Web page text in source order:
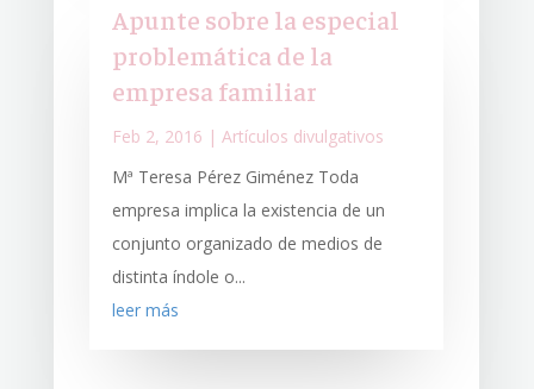
Apunte sobre la especial
problemática de la
empresa familiar
Feb 2, 2016 | Artículos divulgativos
Mª Teresa Pérez Giménez Toda
empresa implica la existencia de un
conjunto organizado de medios de
distinta índole o...
leer más